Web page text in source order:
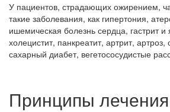
У пациентов, страдающих ожирением,
такие заболевания, как гипертония,
ишемическая болезнь сердца, гастрит и
холецистит, панкреатит, артрит, артроз,
сахарный диабет, вегетососудистые
Принципы лечения